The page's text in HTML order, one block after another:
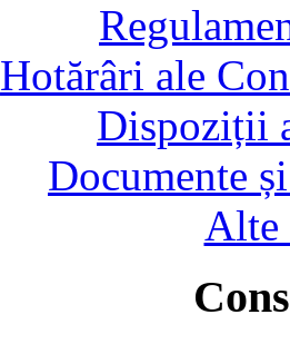
Hotărâri ale
Dispoziții
Documente
Alte